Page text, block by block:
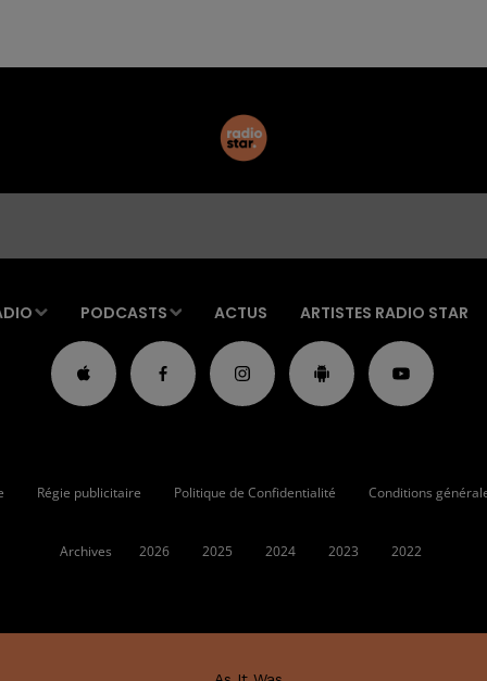
PODCASTS ACTUS ARTISTES RADIO STAR
Régie publicitaire Politique de Confidentialité Conditions
Archives 2026 2025 2024 2023 2022